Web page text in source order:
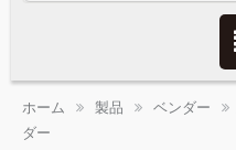
ホーム 製品 ベンダー
ダー